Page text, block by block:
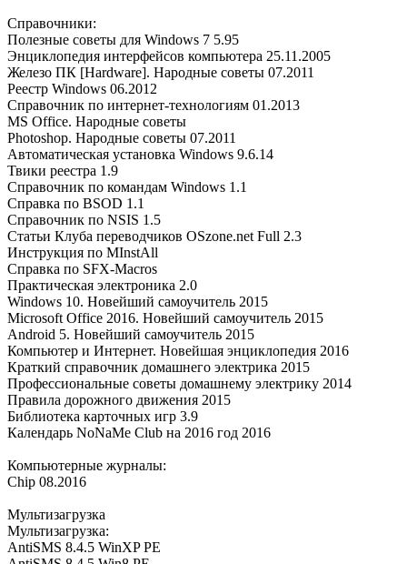
Справочники:
Полезные советы для Windows 7 5.95
Энциклопедия интерфейсов компьютера 25.11.2005
Железо ПК [Hardware]. Народные советы 07.2011
Реестр Windows 06.2012
Справочник по интернет-технологиям 01.2013
MS Office. Народные советы
Photoshop. Народные советы 07.2011
Автоматическая установка Windows 9.6.14
Твики реестра 1.9
Справочник по командам Windows 1.1
Справка по BSOD 1.1
Справочник по NSIS 1.5
Статьи Клуба переводчиков OSzone.net Full 2.3
Инструкция по MInstAll
Справка по SFX-Macros
Практическая электроника 2.0
Windows 10. Новейший самоучитель 2015
Microsoft Office 2016. Новейший самоучитель 2015
Android 5. Новейший самоучитель 2015
Компьютер и Интернет. Новейшая энциклопедия 2016
Краткий справочник домашнего электрика 2015
Профессиональные советы домашнему электрику 2014
Правила дорожного движения 2015
Библиотека карточных игр 3.9
Календарь NoNaMe Club на 2016 год 2016
Компьютерные журналы:
Chip 08.2016
Мультизагрузка
Мультизагрузка:
AntiSMS 8.4.5 WinXP PE